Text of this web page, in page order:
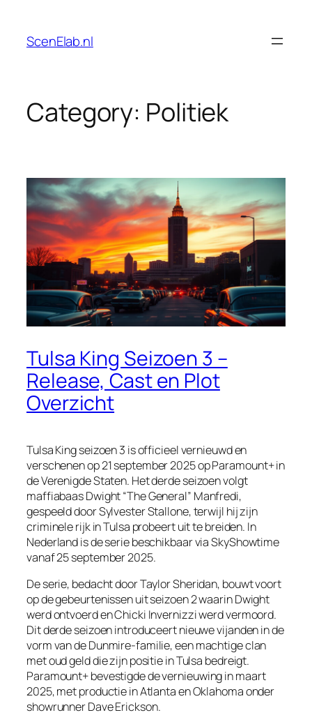
content
ScenElab.nl
Category: Politiek
Tulsa King Seizoen 3 –
Release, Cast en Plot
Overzicht
Tulsa King seizoen 3 is officieel vernieuwd en
verschenen op 21 september 2025 op Paramount+ in
de Verenigde Staten. Het derde seizoen volgt
maffiabaas Dwight “The General” Manfredi,
gespeeld door Sylvester Stallone, terwijl hij zijn
criminele rijk in Tulsa probeert uit te breiden. In
Nederland is de serie beschikbaar via SkyShowtime
vanaf 25 september 2025.
De serie, bedacht door Taylor Sheridan, bouwt voort
op de gebeurtenissen uit seizoen 2 waarin Dwight
werd ontvoerd en Chicki Invernizzi werd vermoord.
Dit derde seizoen introduceert nieuwe vijanden in de
vorm van de Dunmire-familie, een machtige clan
met oud geld die zijn positie in Tulsa bedreigt.
Paramount+ bevestigde de vernieuwing in maart
2025, met productie in Atlanta en Oklahoma onder
showrunner Dave Erickson.